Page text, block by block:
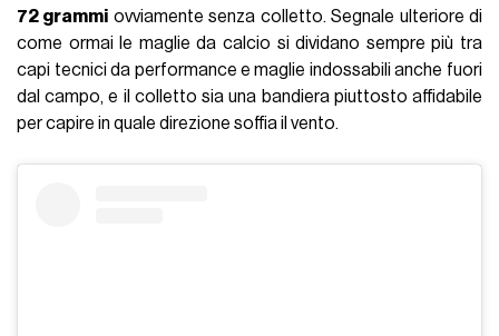
72 grammi ovviamente senza colletto. Segnale ulteriore di
come ormai le maglie da calcio si dividano sempre più tra
capi tecnici da performance e maglie indossabili anche fuori
dal campo, e il colletto sia una bandiera piuttosto affidabile
per capire in quale direzione soffia il vento.